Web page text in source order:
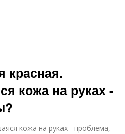
красная.
кожа на руках -
кожа на руках - проблема,